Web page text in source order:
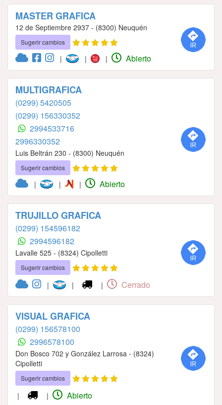
MASTER GRAFICA
12 de Septiembre 2937 - (8300) Neuquén
Sugerir cambios
| | | Abierto
MULTIGRAFICA
(0299) 5420505
(0299) 156330352
2994533716
2996330352
Luis Beltrán 230 - (8300) Neuquén
Sugerir cambios
| | | Abierto
TRUJILLO GRAFICA
(0299) 154596182
2994596182
Lavalle 525 - (8324) Cipolletti
Sugerir cambios
| | | Cerrado
VISUAL GRAFICA
(0299) 156578100
2996578100
Don Bosco 702 y González Larrosa - (8324)
Cipolletti
Sugerir cambios
| | Abierto